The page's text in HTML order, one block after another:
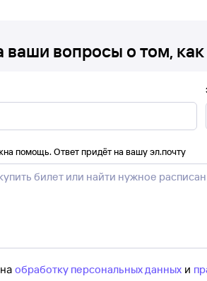
вопросы о том, как
помощь. Ответ придёт на вашу эл.почту
обработку персональных данных и